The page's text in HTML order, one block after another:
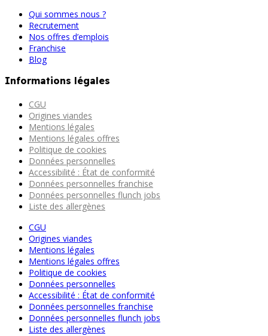
Qui sommes nous ?
Recrutement
Nos offres d’emplois
Franchise
Blog
Informations légales
CGU
Origines viandes
Mentions légales
Mentions légales offres
Politique de cookies
Données personnelles
Accessibilité : État de conformité
Données personnelles franchise
Données personnelles flunch jobs
Liste des allergènes
CGU
Origines viandes
Mentions légales
Mentions légales offres
Politique de cookies
Données personnelles
Accessibilité : État de conformité
Données personnelles franchise
Données personnelles flunch jobs
Liste des allergènes